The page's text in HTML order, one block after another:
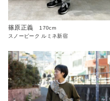
篠原正義
170cm
スノーピーク ルミネ新宿